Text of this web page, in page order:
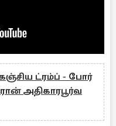
ட்ரம்ப் - போர்
அதிகாரபூர்வ